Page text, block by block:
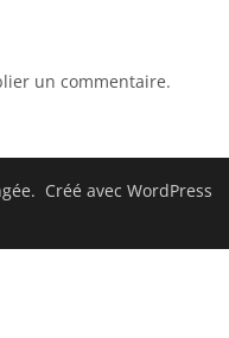
un commentaire.
Créé avec WordPress